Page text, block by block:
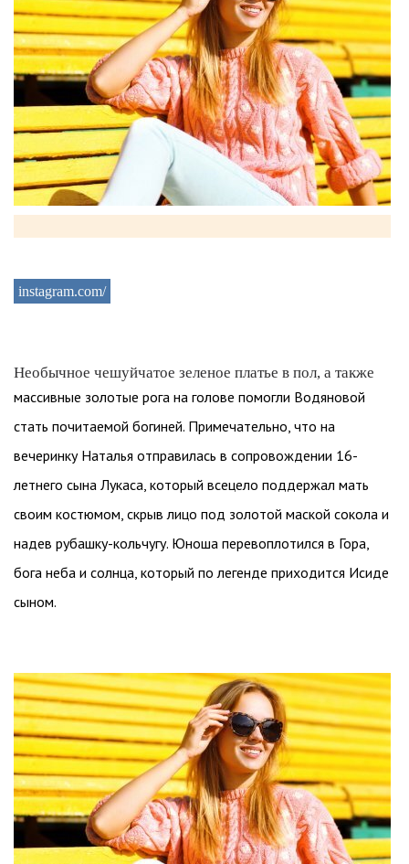
instagram.com/
Необычное чешуйчатое зеленое платье в пол, а также
массивные золотые рога на голове помогли Водяновой
стать почитаемой богиней. Примечательно, что на
вечеринку Наталья отправилась в сопровождении 16-
летнего сына Лукаса, который всецело поддержал мать
своим костюмом, скрыв лицо под золотой маской сокола и
надев рубашку-кольчугу. Юноша перевоплотился в Гора,
бога неба и солнца, который по легенде приходится Исиде
сыном.